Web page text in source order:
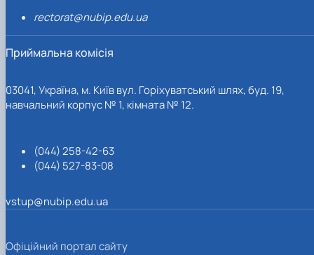
rectorat@nubip.edu.ua
Приймальна комісія
03041, Україна, м. Київ вул. Горіхуватський шлях, буд. 19,
навчальний корпус № 1, кімната № 12.
(044) 258-42-63
(044) 527-83-08
vstup@nubip.edu.ua
Офіційний портал сайту